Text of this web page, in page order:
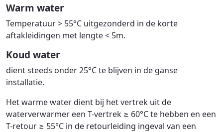
Warm water
Temperatuur > 55°C uitgezonderd in de korte
aftakleidingen met lengte < 5m.
Koud water
dient steeds onder 25°C te blijven in de ganse
installatie.
Het warme water dient bij het vertrek uit de
waterverwarmer een T-vertrek ≥ 60°C te hebben en een
T-retour ≥ 55°C in de retourleiding ingeval van een